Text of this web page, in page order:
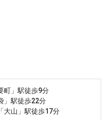
町」駅徒歩9分
」駅徒歩22分
大山」駅徒歩17分